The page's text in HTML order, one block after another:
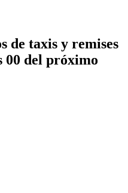
de taxis y remises
00 del próximo